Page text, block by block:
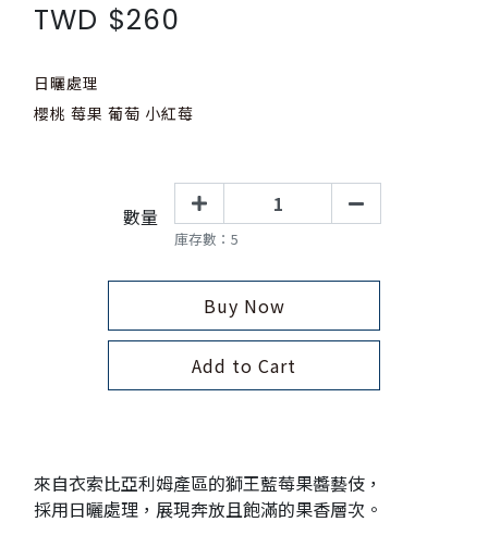
TWD $260
日曬處理
櫻桃 莓果 葡萄 小紅莓
數量
庫存數：5
Buy Now
Add to Cart
來自衣索比亞利姆產區的獅王藍莓果醬藝伎，
採用日曬處理，展現奔放且飽滿的果香層次。